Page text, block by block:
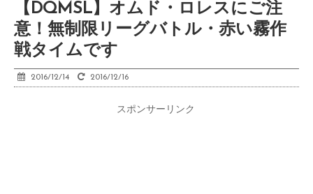
【DQMSL】オムド・ロレスにご注
意！無制限リーグバトル・赤い霧作
戦タイムです
2016/12/14 2016/12/16
スポンサーリンク